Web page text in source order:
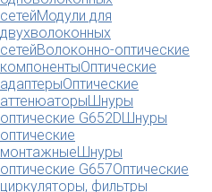
сетейМодули для
двухволоконных
сетейВолоконно-оптические
компонентыОптические
адаптерыОптические
аттенюаторыШнуры
оптические G652DШнуры
оптические
монтажныеШнуры
оптические G657Оптические
циркуляторы, фильтры